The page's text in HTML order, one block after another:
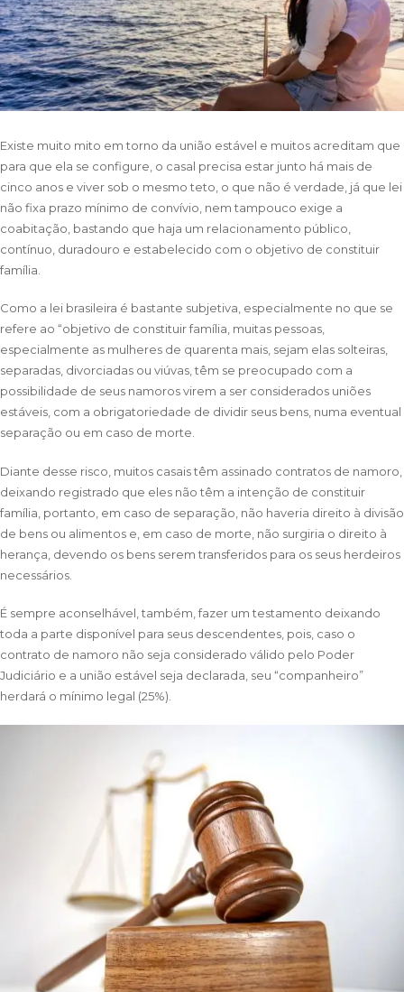
Existe muito mito em torno da união estável e muitos acreditam que
para que ela se configure, o casal precisa estar junto há mais de
cinco anos e viver sob o mesmo teto, o que não é verdade, já que lei
não fixa prazo mínimo de convívio, nem tampouco exige a
coabitação, bastando que haja um relacionamento público,
contínuo, duradouro e estabelecido com o objetivo de constituir
família.
Como a lei brasileira é bastante subjetiva, especialmente no que se
refere ao “objetivo de constituir família, muitas pessoas,
especialmente as mulheres de quarenta mais, sejam elas solteiras,
separadas, divorciadas ou viúvas, têm se preocupado com a
possibilidade de seus namoros virem a ser considerados uniões
estáveis, com a obrigatoriedade de dividir seus bens, numa eventual
separação ou em caso de morte.
Diante desse risco, muitos casais têm assinado contratos de namoro,
deixando registrado que eles não têm a intenção de constituir
família, portanto, em caso de separação, não haveria direito à divisão
de bens ou alimentos e, em caso de morte, não surgiria o direito à
herança, devendo os bens serem transferidos para os seus herdeiros
necessários.
​É sempre aconselhável, também, fazer um testamento deixando
toda a parte disponível para seus descendentes, pois, caso o
contrato de namoro não seja considerado válido pelo Poder
Judiciário e a união estável seja declarada, seu “companheiro”
herdará o mínimo legal (25%).